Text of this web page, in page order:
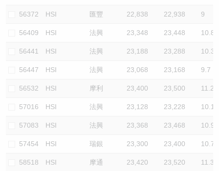
56372 HSI 匯豐 22,838 22,938 9
56409 HSI 法興 23,348 23,448 10.8
56441 HSI 法興 23,188 23,288 10.3
56447 HSI 法興 23,068 23,168 9.7
56532 HSI 摩利 23,400 23,500 11.2
57016 HSI 法興 23,128 23,228 10.1
57083 HSI 法興 23,368 23,468 10.9
57454 HSI 瑞銀 23,300 23,400 10.7
58518 HSI 摩通 23,420 23,520 11.3